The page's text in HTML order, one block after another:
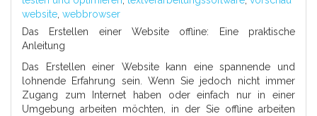
website webbrowser
Das Erstellen einer Website offline: Eine praktische
Anleitung
Das Erstellen einer Website kann eine spannende und
lohnende Erfahrung sein. Wenn Sie jedoch nicht immer
Zugang zum Internet haben oder einfach nur in einer
Umgebung arbeiten möchten, in der Sie offline arbeiten